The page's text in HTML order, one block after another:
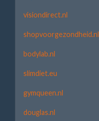
visiondirect.nl
shopvoorgezondheid.nl
bodylab.nl
slimdiet.eu
gymqueen.nl
douglas.nl